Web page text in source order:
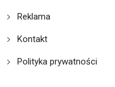
Reklama
Kontakt
Polityka prywatności